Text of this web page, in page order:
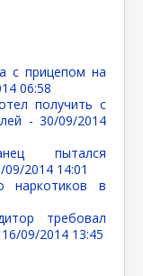
с прицепом на
06:58
получить с
- 30/09/2014
пытался
09/2014 14:01
наркотиков в
требовал
16/09/2014 13:45